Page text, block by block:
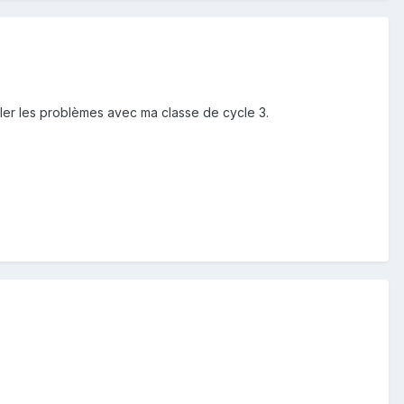
les problèmes avec ma classe de cycle 3.